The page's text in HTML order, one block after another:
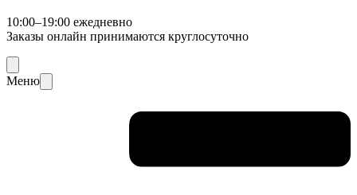
10:00–19:00 ежедневно
Заказы онлайн принимаются круглосуточно
Меню